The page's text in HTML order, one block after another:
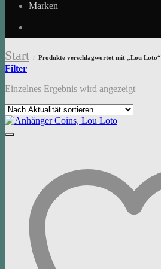
Marken
Start / Produkte verschlagwortet mit „Lou Loto“
Filter
Einzelnes Ergebnis wird angezeigt